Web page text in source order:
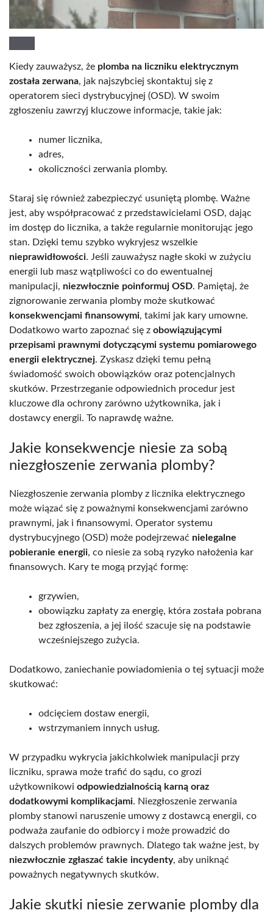
Kiedy zauważysz, że plomba na liczniku elektrycznym
została zerwana, jak najszybciej skontaktuj się z
operatorem sieci dystrybucyjnej (OSD). W swoim
zgłoszeniu zawrzyj kluczowe informacje, takie jak:
numer licznika,
adres,
okoliczności zerwania plomby.
Staraj się również zabezpieczyć usuniętą plombę. Ważne
jest, aby współpracować z przedstawicielami OSD, dając
im dostęp do licznika, a także regularnie monitorując jego
stan. Dzięki temu szybko wykryjesz wszelkie
nieprawidłowości. Jeśli zauważysz nagłe skoki w zużyciu
energii lub masz wątpliwości co do ewentualnej
manipulacji, niezwłocznie poinformuj OSD. Pamiętaj, że
zignorowanie zerwania plomby może skutkować
konsekwencjami finansowymi, takimi jak kary umowne.
Dodatkowo warto zapoznać się z obowiązującymi
przepisami prawnymi dotyczącymi systemu pomiarowego
energii elektrycznej. Zyskasz dzięki temu pełną
świadomość swoich obowiązków oraz potencjalnych
skutków. Przestrzeganie odpowiednich procedur jest
kluczowe dla ochrony zarówno użytkownika, jak i
dostawcy energii. To naprawdę ważne.
Jakie konsekwencje niesie za sobą
niezgłoszenie zerwania plomby?
Niezgłoszenie zerwania plomby z licznika elektrycznego
może wiązać się z poważnymi konsekwencjami zarówno
prawnymi, jak i finansowymi. Operator systemu
dystrybucyjnego (OSD) może podejrzewać nielegalne
pobieranie energii, co niesie za sobą ryzyko nałożenia kar
finansowych. Kary te mogą przyjąć formę:
grzywien,
obowiązku zapłaty za energię, która została pobrana
bez zgłoszenia, a jej ilość szacuje się na podstawie
wcześniejszego zużycia.
Dodatkowo, zaniechanie powiadomienia o tej sytuacji może
skutkować:
odcięciem dostaw energii,
wstrzymaniem innych usług.
W przypadku wykrycia jakichkolwiek manipulacji przy
liczniku, sprawa może trafić do sądu, co grozi
użytkownikowi odpowiedzialnością karną oraz
dodatkowymi komplikacjami. Niezgłoszenie zerwania
plomby stanowi naruszenie umowy z dostawcą energii, co
podważa zaufanie do odbiorcy i może prowadzić do
dalszych problemów prawnych. Dlatego tak ważne jest, by
niezwłocznie zgłaszać takie incydenty, aby uniknąć
poważnych negatywnych skutków.
Jakie skutki niesie zerwanie plomby dla